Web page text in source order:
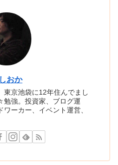
おか
東京池袋に12年住んでまし
勉強。投資家、ブログ運
ーカー、イベント運営、